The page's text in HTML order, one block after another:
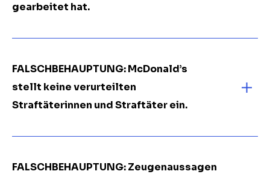
gearbeitet hat.
FALSCHBEHAUPTUNG: McDonald’s
stellt keine verurteilten
Straftäterinnen und Straftäter ein.
FALSCHBEHAUPTUNG: Zeugenaussagen